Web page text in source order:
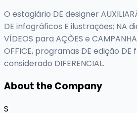
O estagiário DE designer
DE infográficos E ilustrações; NA
VÍDEOS para AÇÕES e
OFFICE, programas DE edição DE
considerado DIFERENCIAL.
About the Company
S